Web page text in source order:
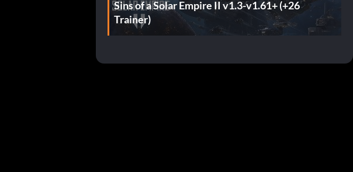
Sins of a Solar Empire II v1.3-v1.61+ (+26
Trainer)